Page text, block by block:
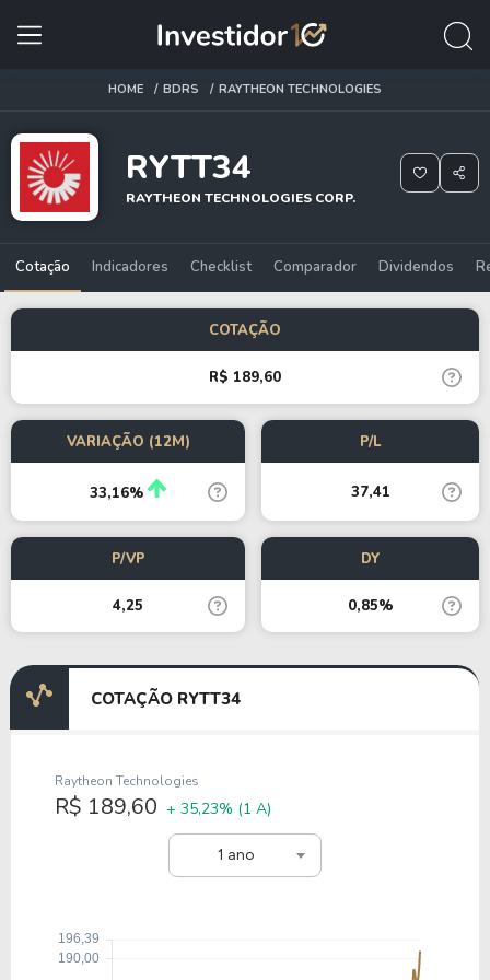
HOME BDRS RAYTHEON TECHNOLOGIES
RYTT34
RAYTHEON TECHNOLOGIES CORP.
Cotação Indicadores Checklist Comparador Dividendos
COTAÇÃO
R$ 189,60
VARIAÇÃO (12M)
33,16%
P/L
37,41
P/VP
4,25
DY
0,85%
COTAÇÃO RYTT34
1 ano
Raytheon Technologies
R$ 189,60 + 35,23% (1 A)